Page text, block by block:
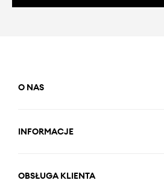
O NAS
INFORMACJE
OBSŁUGA KLIENTA